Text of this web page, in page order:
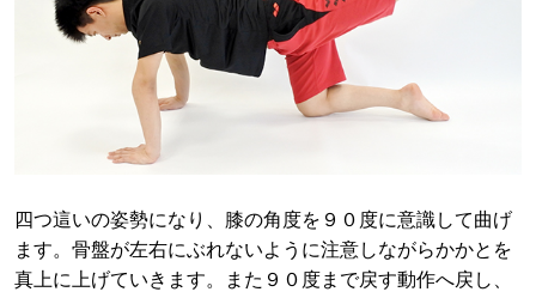
四つ這いの姿勢になり、膝の角度を９０度に意識して曲げ
ます。骨盤が左右にぶれないように注意しながらかかとを
真上に上げていきます。また９０度まで戻す動作へ戻し、